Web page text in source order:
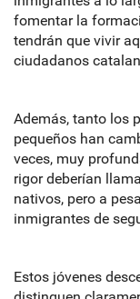
fomentar la
tendrán que vivir
ciudadanos
Además, tanto los
pequeños han
veces, muy
rigor deberían
nativos, pero a
inmigrantes de
Estos jóvenes